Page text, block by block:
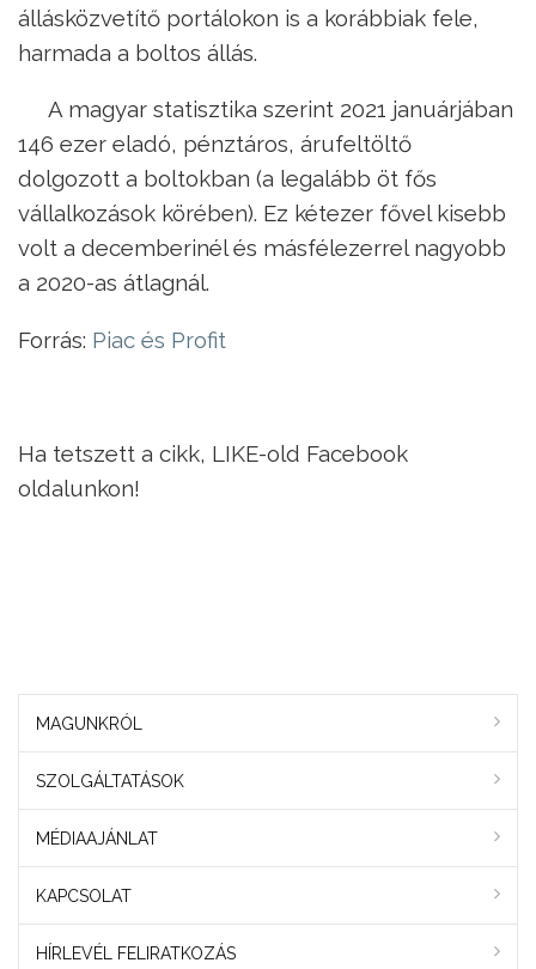
állásközvetítő portálokon is a korábbiak fele,
harmada a boltos állás.
A magyar statisztika szerint 2021 januárjában
146 ezer eladó, pénztáros, árufeltöltő
dolgozott a boltokban (a legalább öt fős
vállalkozások körében). Ez kétezer fővel kisebb
volt a decemberinél és másfélezerrel nagyobb
a 2020-as átlagnál.
Forrás: Piac és Profit
Ha tetszett a cikk, LIKE-old Facebook
oldalunkon!
MAGUNKRÓL
SZOLGÁLTATÁSOK
MÉDIAAJÁNLAT
KAPCSOLAT
HÍRLEVÉL FELIRATKOZÁS